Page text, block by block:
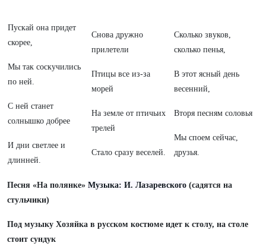
Пускай она придет
скорее,
Мы так соскучились
по ней.
С ней станет
солнышко добрее
И дни светлее и
длинней.
Снова дружно
прилетели
Птицы все из-за
морей
На земле от птичьих
трелей
Стало сразу веселей.
Сколько звуков,
сколько пенья,
В этот ясный день
весенний,
Вторя песням соловья
Мы споем сейчас,
друзья.
Песня «На полянке» Музыка: И. Лазаревского (садятся на
стульчики)
Под музыку Хозяйка в русском костюме идет к столу, на столе
стоит сундук